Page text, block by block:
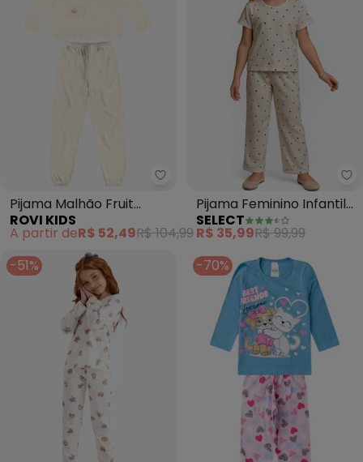
Rovi Kids - Pijama Malhão Fruit
Pijama Malhão Fruit
(Bege)
ROVI KIDS
A partir deR$ 52,49R$ 104,99
Pijama Feminino Infantil
(Bege)
SELECT
R$ 35,99R$ 99,99
-51%
-70%